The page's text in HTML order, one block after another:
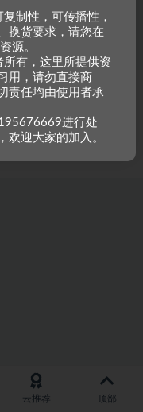
粤ICP备2023002201
新资源，以共享为原则，尊
云推荐 顶部
制性，可传播性，
换货要求，请您在
源。
有，这里所提供资
用，请勿直接商
责任均由使用者承
进行处
迎大家的加入。